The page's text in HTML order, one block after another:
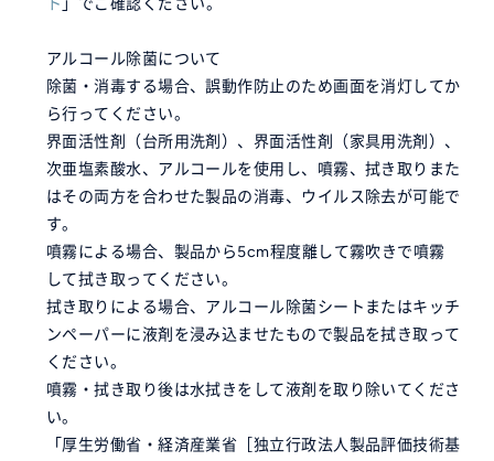
ト 」でご確認ください。
アルコール除菌について
除菌・消毒する場合、誤動作防止のため画面を消灯してか
ら行ってください。
界面活性剤（台所用洗剤）、界面活性剤（家具用洗剤）、
次亜塩素酸水、アルコールを使用し、噴霧、拭き取りまた
はその両方を合わせた製品の消毒、ウイルス除去が可能で
す。
噴霧による場合、製品から5cm程度離して霧吹きで噴霧
して拭き取ってください。
拭き取りによる場合、アルコール除菌シートまたはキッチ
ンペーパーに液剤を浸み込ませたもので製品を拭き取って
ください。
噴霧・拭き取り後は水拭きをして液剤を取り除いてくださ
い。
「厚生労働省・経済産業省［独立行政法人製品評価技術基